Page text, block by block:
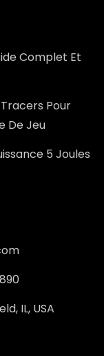
Complet Et
Pour
De Jeu
5 Joules
IL, USA